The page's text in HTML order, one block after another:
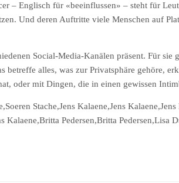
– Englisch für «beeinflussen» – steht für
Und deren Auftritte viele Menschen auf
Social-Media-Kanälen präsent. Für sie
betreffe alles, was zur Privatsphäre gehöre,
oder mit Dingen, die in einen gewissen
Stache,Jens Kalaene,Jens
Kalaene,Britta Pedersen,Britta Pedersen,Lisa